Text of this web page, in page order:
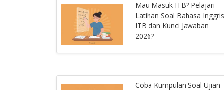
Mau Masuk ITB? Pelajari
Latihan Soal Bahasa Inggris
ITB dan Kunci Jawaban
2026?
Coba Kumpulan Soal Ujian